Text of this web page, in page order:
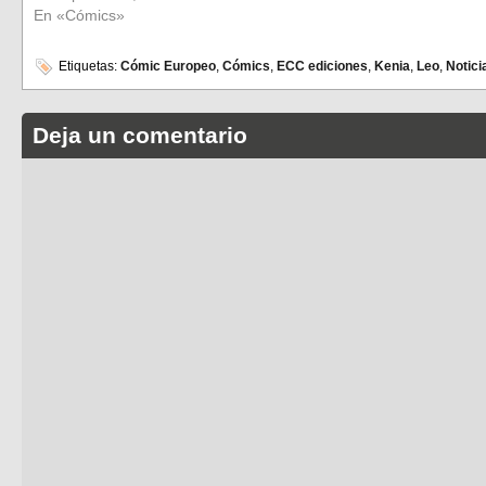
En «Cómics»
Etiquetas: Cómic Europeo, Cómics, ECC ediciones, Kenia, Leo,
Deja un comentario